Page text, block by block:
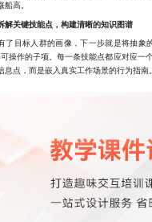
船高。
解关键技能点，构建清晰的知识图谱
目标人群的画像，下一步就是将抽象的
操作的子项。每一条技能点都应对应一
息点，而是嵌入真实工作场景的行为指